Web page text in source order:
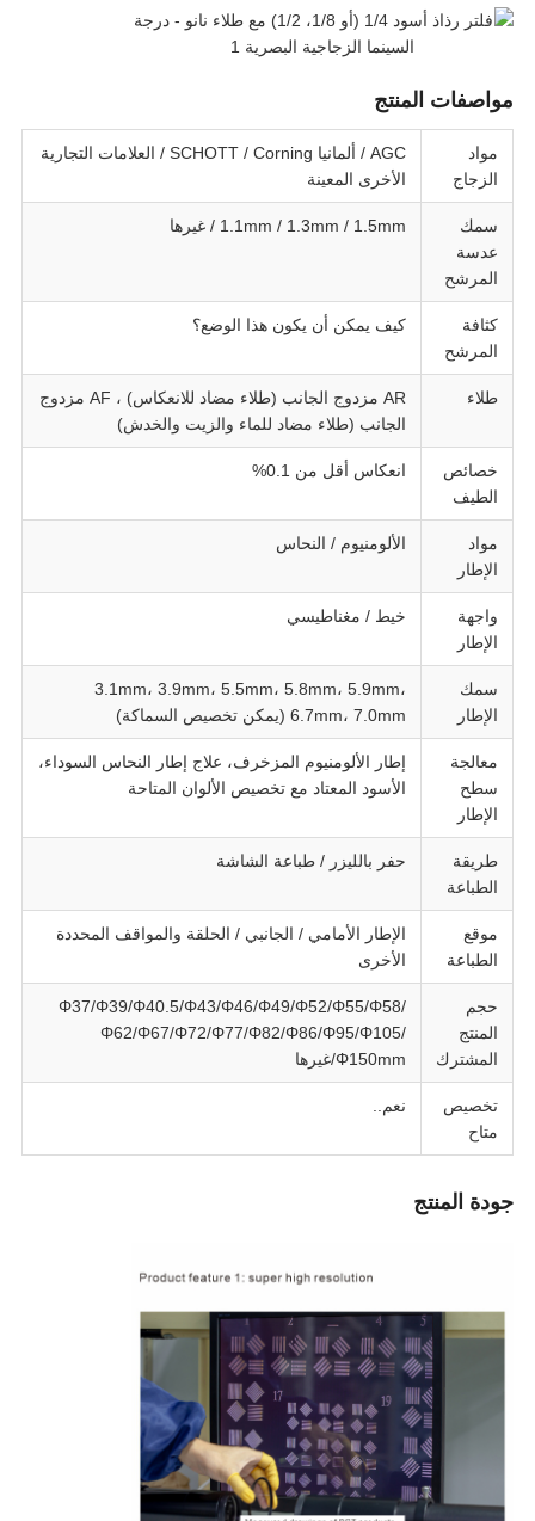
مواصفات المنتج
مواد
الزجاج
AGC / ألمانيا SCHOTT / Corning / العلامات التجارية
الأخرى المعينة
سمك
عدسة
المرشح
1.1mm / 1.3mm / 1.5mm / غيرها
كثافة
المرشح
كيف يمكن أن يكون هذا الوضع؟
طلاء
AR مزدوج الجانب (طلاء مضاد للانعكاس) ، AF مزدوج
الجانب (طلاء مضاد للماء والزيت والخدش)
خصائص
الطيف
انعكاس أقل من 0.1%
مواد
الإطار
الألومنيوم / النحاس
واجهة
الإطار
خيط / مغناطيسي
سمك
الإطار
3.1mm، 3.9mm، 5.5mm، 5.8mm، 5.9mm،
6.7mm، 7.0mm (يمكن تخصيص السماكة)
معالجة
سطح
الإطار
إطار الألومنيوم المزخرف، علاج إطار النحاس السوداء،
الأسود المعتاد مع تخصيص الألوان المتاحة
طريقة
الطباعة
حفر بالليزر / طباعة الشاشة
موقع
الطباعة
الإطار الأمامي / الجانبي / الحلقة والمواقف المحددة
الأخرى
حجم
المنتج
المشترك
Φ37/Φ39/Φ40.5/Φ43/Φ46/Φ49/Φ52/Φ55/Φ58/
Φ62/Φ67/Φ72/Φ77/Φ82/Φ86/Φ95/Φ105/
Φ150mm/غيرها
تخصيص
متاح
نعم..
جودة المنتج